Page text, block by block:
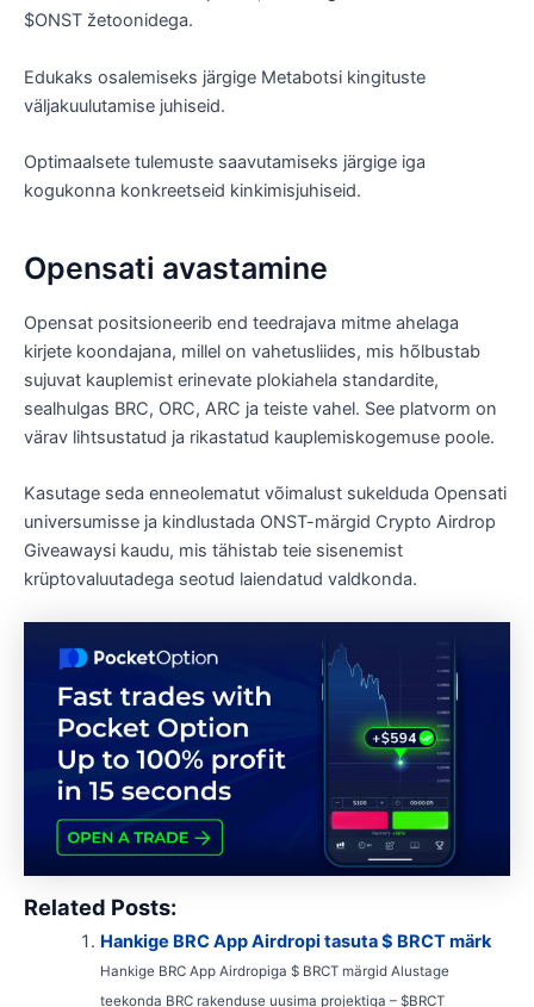
$ONST žetoonidega.
Edukaks osalemiseks järgige Metabotsi kingituste
väljakuulutamise juhiseid.
Optimaalsete tulemuste saavutamiseks järgige iga
kogukonna konkreetseid kinkimisjuhiseid.
Opensati avastamine
Opensat positsioneerib end teedrajava mitme ahelaga
kirjete koondajana, millel on vahetusliides, mis hõlbustab
sujuvat kauplemist erinevate plokiahela standardite,
sealhulgas BRC, ORC, ARC ja teiste vahel. See platvorm on
värav lihtsustatud ja rikastatud kauplemiskogemuse poole.
Kasutage seda enneolematut võimalust sukelduda Opensati
universumisse ja kindlustada ONST-märgid Crypto Airdrop
Giveawaysi kaudu, mis tähistab teie sisenemist
krüptovaluutadega seotud laiendatud valdkonda.
Related Posts:
Hankige BRC App Airdropi tasuta $ BRCT märk
Hankige BRC App Airdropiga $ BRCT märgid Alustage
teekonda BRC rakenduse uusima projektiga – $BRCT